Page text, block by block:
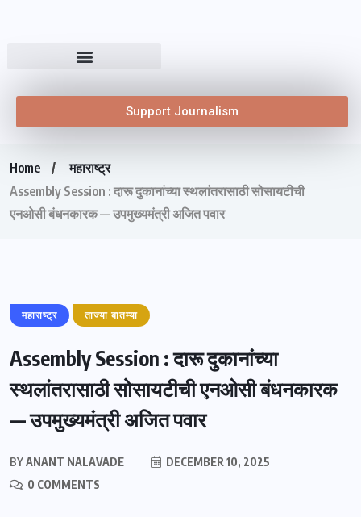
Support Journalism
Home
महाराष्ट्र
Assembly Session : दारू दुकानांच्या स्थलांतरासाठी सोसायटीची
एनओसी बंधनकारक — उपमुख्यमंत्री अजित पवार
महाराष्ट्र ताज्या बातम्या
Assembly Session : दारू दुकानांच्या
स्थलांतरासाठी सोसायटीची एनओसी बंधनकारक
— उपमुख्यमंत्री अजित पवार
BYANANT NALAVADE
DECEMBER 10, 2025
0 COMMENTS